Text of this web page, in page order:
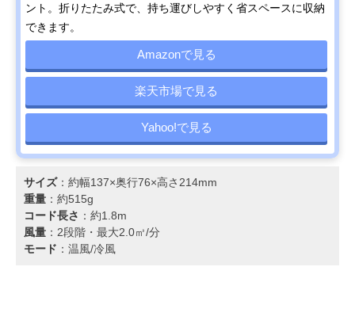
ント。折りたたみ式で、持ち運びしやすく省スペースに収納
できます。
Amazonで見る
楽天市場で見る
Yahoo!で見る
サイズ：約幅137×奥行76×高さ214mm
重量 ：約515g
コード長さ ：約1.8m
風量 ：2段階・最大2.0㎥/分
モード ：温風/冷風